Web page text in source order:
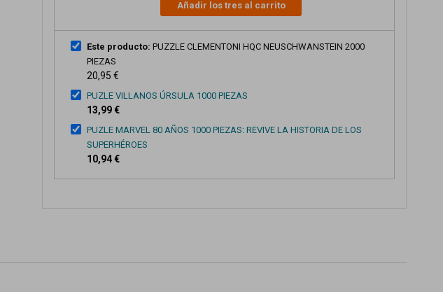
Añadir los tres al carrito
Este producto: PUZZLE CLEMENTONI HQC NEUSCHWANSTEIN 2000
PIEZAS
20,95 €
PUZLE VILLANOS ÚRSULA 1000 PIEZAS
13,99 €
PUZLE MARVEL 80 AÑOS 1000 PIEZAS: REVIVE LA HISTORIA DE LOS
SUPERHÉROES
10,94 €